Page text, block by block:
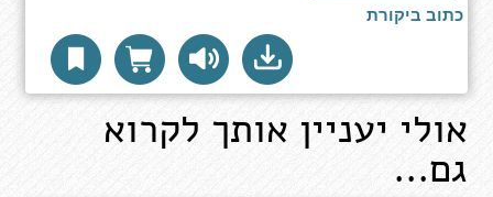
כתוב ביקורת
אולי יעניין אותך לקרוא
גם...